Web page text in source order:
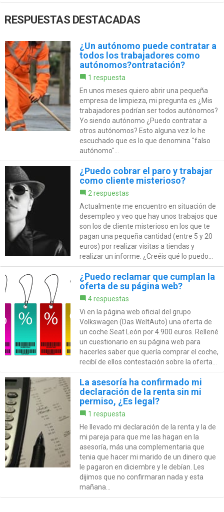
RESPUESTAS DESTACADAS
¿Un autónomo puede contratar a
todos los trabajadores como
autónomos?ontratación?
1 respuesta
En unos meses quiero abrir una pequeña
empresa de limpieza, mi pregunta es ¿Mis
trabajadores podrían ser todos autónomos?
Yo siendo autónomo ¿Puedo contratar a
otros autónomos? Esto alguna vez lo he
escuchado que es lo que denomina "falso
autónomo"...
¿Puedo cobrar el paro y trabajar
como cliente misterioso?
2 respuestas
Actualmente me encuentro en situación de
desempleo y veo que hay unos trabajos que
son los de cliente misterioso en los que te
pagan una pequeña cantidad (entre 5 y 20
euros) por realizar visitas a tiendas y
realizar un informe. ¿Creéis qué lo puedo...
¿Puedo reclamar que cumplan la
oferta de su página web?
4 respuestas
Vi en la página web oficial del grupo
Volkswagen (Das WeltAuto) una oferta de
un coche Seat León por 4.900 euros. Rellené
un cuestionario en su página web para
hacerles saber que quería comprar el coche,
recibí de ellos contestación sobre la oferta...
La asesoría ha confirmado mi
declaración de la renta sin mi
permiso, ¿Es legal?
1 respuesta
He llevado mi declaración de la renta y la de
mi pareja para que me las hagan en la
asesoría, más una complementaria que
tenia que hacer mi marido de un dinero que
le pagaron en diciembre y le debían. Les
dijimos que no confirmaran nada y esta
mañana...